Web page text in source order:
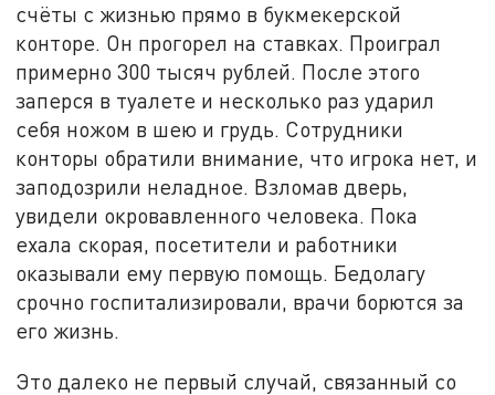
счёты с жизнью прямо в букмекерской
конторе. Он прогорел на ставках. Проиграл
примерно 300 тысяч рублей. После этого
заперся в туалете и несколько раз ударил
себя ножом в шею и грудь. Сотрудники
конторы обратили внимание, что игрока нет, и
заподозрили неладное. Взломав дверь,
увидели окровавленного человека. Пока
ехала скорая, посетители и работники
оказывали ему первую помощь. Бедолагу
срочно госпитализировали, врачи борются за
его жизнь.
Это далеко не первый случай, связанный со